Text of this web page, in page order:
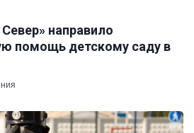
направило
помощь детскому саду в